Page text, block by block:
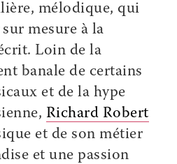
mélodique, qui
mesure à la
Loin de la
banale de certains
et de la hype
Richard Robert
et de son métier
et une passion